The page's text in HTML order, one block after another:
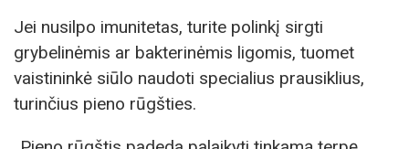
Jei nusilpo imunitetas, turite polinkį sirgti
grybelinėmis ar bakterinėmis ligomis, tuomet
vaistininkė siūlo naudoti specialius prausiklius,
turinčius pieno rūgšties.